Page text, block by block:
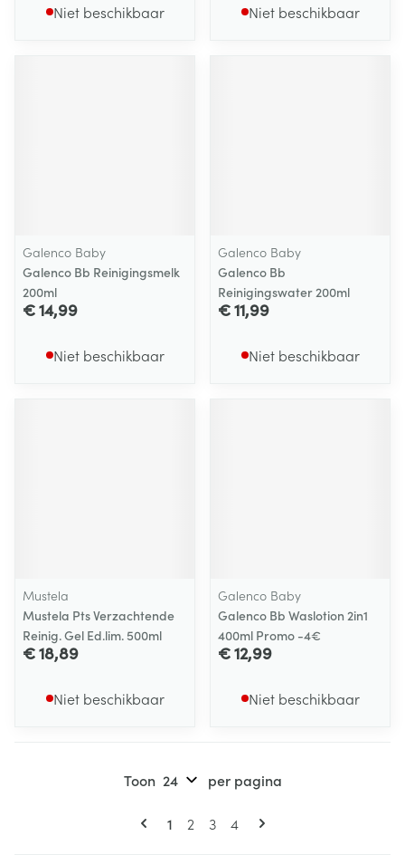
Niet beschikbaar Niet beschikbaar
Galenco Baby
Galenco Bb Reinigingsmelk
200ml
€ 14,99
Niet beschikbaar
Galenco Baby
Galenco Bb
Reinigingswater 200ml
€ 11,99
Niet beschikbaar
Mustela
Mustela Pts Verzachtende
Reinig. Gel Ed.lim. 500ml
€ 18,89
Niet beschikbaar
Galenco Baby
Galenco Bb Waslotion 2in1
400ml Promo -4€
€ 12,99
Niet beschikbaar
Pagina's
U lees momenteel pagina
1 Pagina
2 Pagina
3 Pagina
4
Toon per pagina